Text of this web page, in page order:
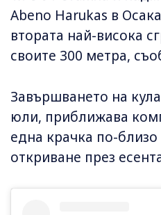
Abeno Harukas в
втората най-висока
своите 300 метра,
Завършването на
юли, приближава
една крачка по-
откриване през